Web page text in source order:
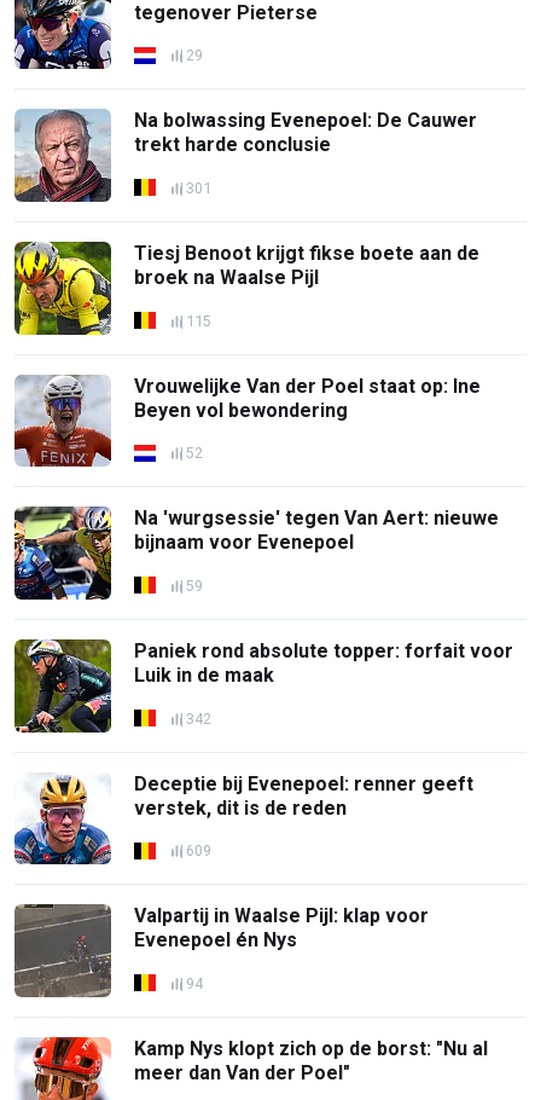
tegenover Pieterse
29
Na bolwassing Evenepoel: De Cauwer
trekt harde conclusie
301
Tiesj Benoot krijgt fikse boete aan de
broek na Waalse Pijl
115
Vrouwelijke Van der Poel staat op: Ine
Beyen vol bewondering
52
Na 'wurgsessie' tegen Van Aert: nieuwe
bijnaam voor Evenepoel
59
Paniek rond absolute topper: forfait voor
Luik in de maak
342
Deceptie bij Evenepoel: renner geeft
verstek, dit is de reden
609
Valpartij in Waalse Pijl: klap voor
Evenepoel én Nys
94
Kamp Nys klopt zich op de borst: "Nu al
meer dan Van der Poel"